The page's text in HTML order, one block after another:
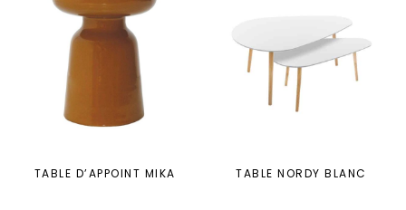
TABLE D’APPOINT MIKA TABLE NORDY BLANC